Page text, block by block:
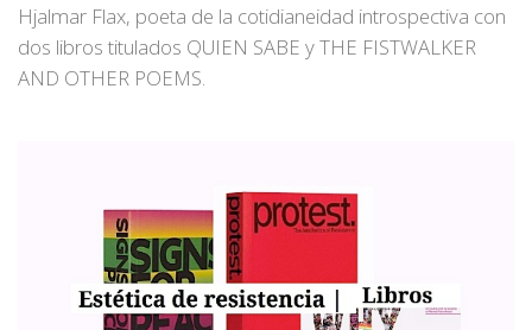
Hjalmar Flax, poeta de la cotidianeidad introspectiva con
dos libros titulados QUIEN SABE y THE FISTWALKER
AND OTHER POEMS.